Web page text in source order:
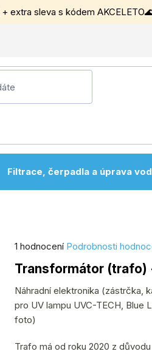
+ extra sleva s kódem
Filtrace, čerpadla a úprava
Transformátor (trafo)
Průměrné
produktu
je
5,0
z
hvězdiček.
1 hodnocení Podrobnosti
Náhradní elektronika (zástrčka,
pro UV lampu UVC-TECH,
foto)
Trafo má od roku 2020 z